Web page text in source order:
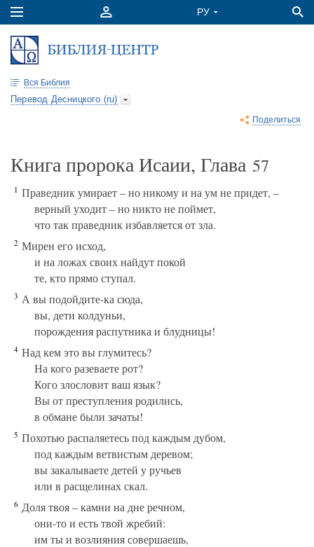
Вся Библия
Перевод Десницкого (ru)
Поделиться
Книга пророка Исаии, Глава 57
1 Праведник умирает – но никому и на ум не придет, –
верный уходит – но никто не поймет,
что так праведник избавляется от зла.
2 Мирен его исход,
и на ложах своих найдут покой
те, кто прямо ступал.
3 А вы подойдите-ка сюда,
вы, дети колдуньи,
порождения распутника и блудницы!
4 Над кем это вы глумитесь?
На кого разеваете рот?
Кого злословит ваш язык?
Вы от преступления родились,
в обмане были зачаты!
5 Похотью распаляетесь под каждым дубом,
под каждым ветвистым деревом;
вы закалываете детей у ручьев
или в расщелинах скал.
6 Доля твоя – камни на дне речном,
они-то и есть твой жребий:
им ты и возлияния совершаешь,